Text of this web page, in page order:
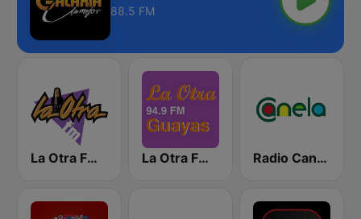
88.5 FM
La Otra FM - Quito La Otra FM - Guayaquil Radio Canela Guayas